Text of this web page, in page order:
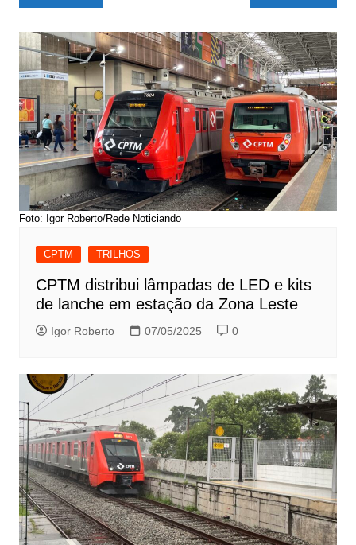
de
Post
Foto: Igor Roberto/Rede Noticiando
CPTM TRILHOS
CPTM distribui lâmpadas de LED e kits
de lanche em estação da Zona Leste
Igor Roberto 07/05/2025 0